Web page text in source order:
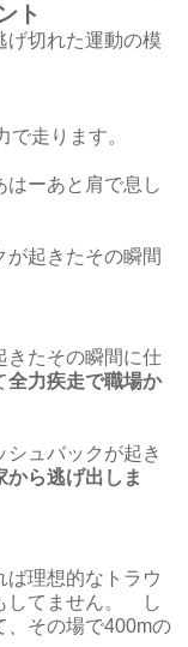
ト
げ切れた運動の模
走ります。
はーあと肩で息し
が起きたその瞬間
きたその瞬間に仕
全力疾走で職場か
ュバックが起き
から逃げ出しま
ば理想的なトラウ
してません。 し
、その場で400mの